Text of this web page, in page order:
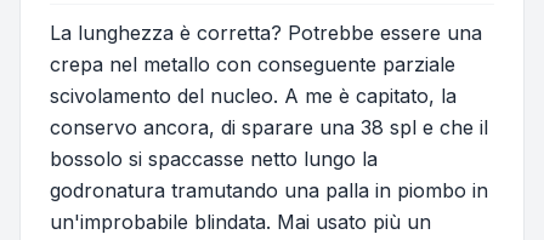
La lunghezza è corretta? Potrebbe essere una
crepa nel metallo con conseguente parziale
scivolamento del nucleo. A me è capitato, la
conservo ancora, di sparare una 38 spl e che il
bossolo si spaccasse netto lungo la
godronatura tramutando una palla in piombo in
un'improbabile blindata. Mai usato più un